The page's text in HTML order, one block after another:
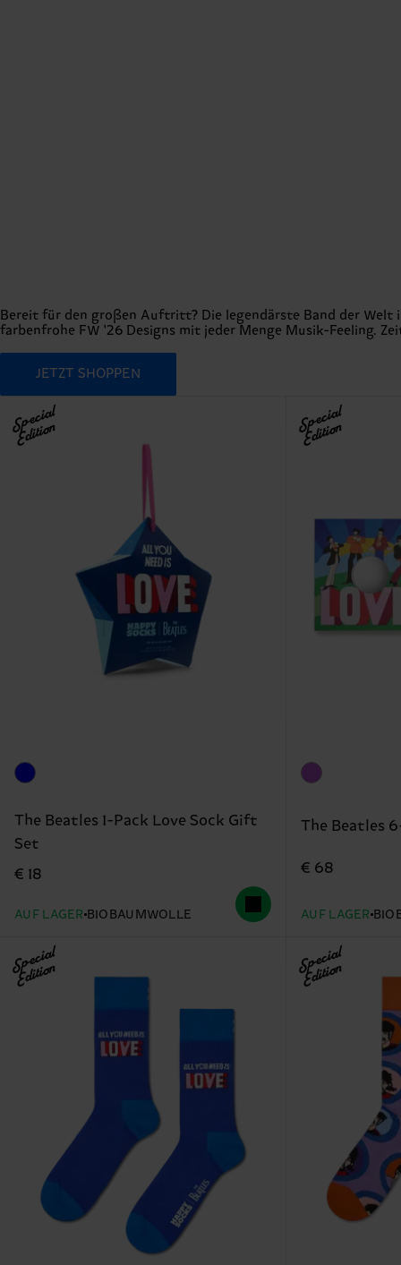
Bereit für den großen Auftritt? Die legendärste Band der Welt
farbenfrohe FW '26 Designs mit jeder Menge Musik-Feeling.
JETZT SHOPPEN
Special
Edition
The Beatles 1-Pack Love Sock Gift
Set
€ 18
AUF LAGER BIOBAUMWOLLE
Special
Edition
The Beatles
€ 68
AUF LAGER
Special
Edition Special
Edition